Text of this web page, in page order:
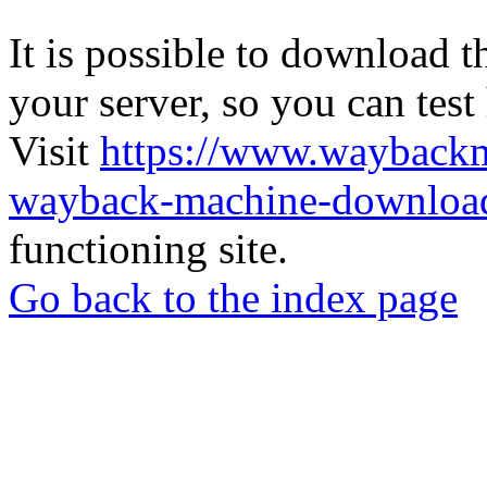
It is possible to download
your server, so you can
Visit https://
wayback-machine-
functioning site.
Go back to the index page